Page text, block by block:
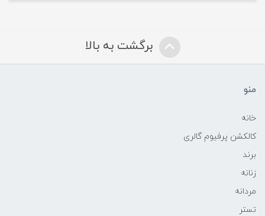
برگشت به بالا
منو
خانه
کالکشن پرفیوم گالری
برند
زنانه
مردانه
تستر